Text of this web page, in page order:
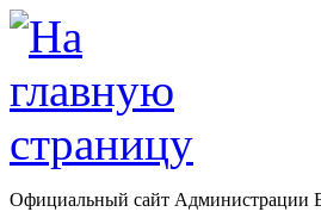
Официальный сайт Администрации